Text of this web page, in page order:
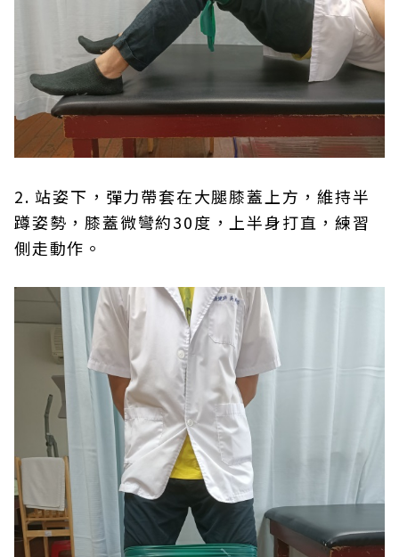
2. 站姿下，彈力帶套在大腿膝蓋上方，維持半
蹲姿勢，膝蓋微彎約30度，上半身打直，練習
側走動作。